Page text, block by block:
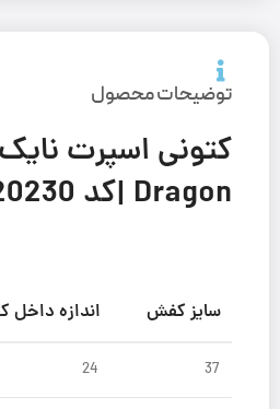
توضیحات محصول
Dragon |كد 120230
سایز کفش اندازه
37
24